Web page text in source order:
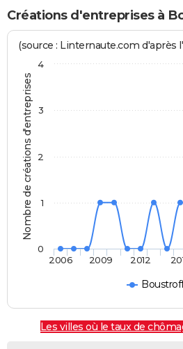
Créations d'entreprises à
Nombre de créations d'entreprises
(source : Linternaute.com d'après
2006 2009 2012
0
1
2
3
4
Les villes où le taux de